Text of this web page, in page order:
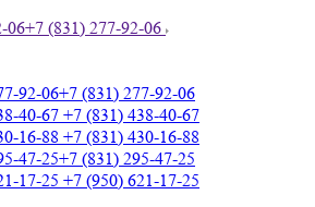
06+7 (831) 277-92-06
92-06+7 (831) 277-92-06
40-67 +7 (831) 438-40-67
16-88 +7 (831) 430-16-88
47-25+7 (831) 295-47-25
17-25 +7 (950) 621-17-25